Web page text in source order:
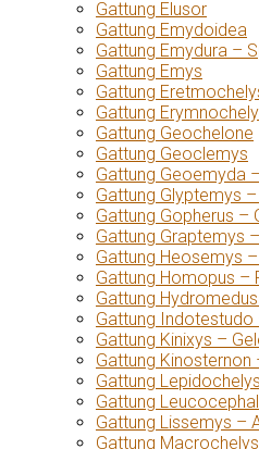
Gattung Elusor
Gattung Emydoidea
Gattung Emydura –
Gattung Emys
Gattung
Gattung
Gattung Geochelone
Gattung Geoclemys
Gattung Geoemyda
Gattung Glyptemys
Gattung Gopherus –
Gattung Graptemys
Gattung Heosemys
Gattung Homopus –
Gattung
Gattung
Gattung Kinixys –
Gattung
Gattung Lepidochelys
Gattung
Gattung Lissemys –
Gattung